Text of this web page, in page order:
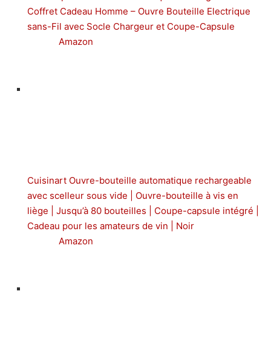
Coffret Cadeau Homme – Ouvre Bouteille Electrique
sans-Fil avec Socle Chargeur et Coupe-Capsule
Amazon
Cuisinart Ouvre-bouteille automatique rechargeable
avec scelleur sous vide | Ouvre-bouteille à vis en
liège | Jusqu’à 80 bouteilles | Coupe-capsule intégré |
Cadeau pour les amateurs de vin | Noir
Amazon